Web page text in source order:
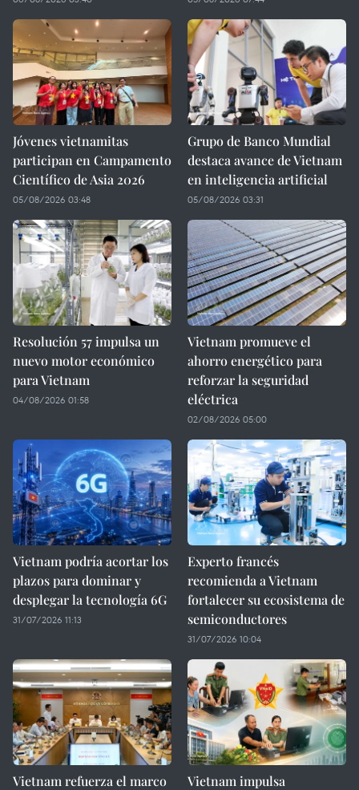
Jóvenes vietnamitas
participan en Campamento
Científico de Asia 2026
05/08/2026 03:48
Grupo de Banco Mundial
destaca avance de Vietnam
en inteligencia artificial
05/08/2026 03:31
Resolución 57 impulsa un
nuevo motor económico
para Vietnam
04/08/2026 01:58
Vietnam promueve el
ahorro energético para
reforzar la seguridad
eléctrica
02/08/2026 05:00
Vietnam podría acortar los
plazos para dominar y
desplegar la tecnología 6G
31/07/2026 11:13
Experto francés
recomienda a Vietnam
fortalecer su ecosistema de
semiconductores
31/07/2026 10:04
Vietnam refuerza el marco
Vietnam impulsa